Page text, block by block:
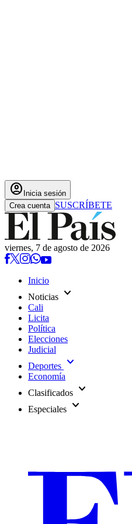
account_circle Inicia sesión
Crea cuenta SUSCRÍBETE
viernes, 7 de agosto de 2026
Inicio
Noticias expand_more
Cali
Licita
Política
Elecciones
Judicial
Deportes expand_more
Economía
Clasificados expand_more
Especiales expand_more